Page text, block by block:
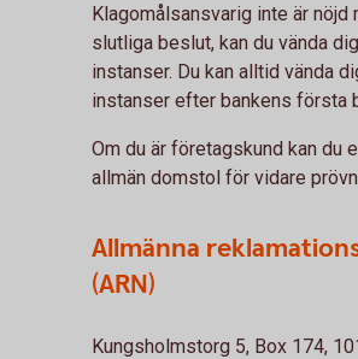
Klagomålsansvarig inte är nöjd
slutliga beslut, kan du vända
instanser. Du kan alltid vända
instanser efter bankens första
Om du är företagskund kan du
allmän domstol för vidare
Allmänna
(ARN)
Kungsholmstorg 5, Box 174,